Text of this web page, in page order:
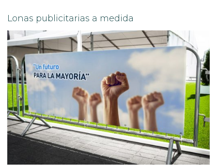
Lonas publicitarias a medida